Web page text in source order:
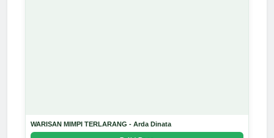
WARISAN MIMPI TERLARANG - Arda Dinata